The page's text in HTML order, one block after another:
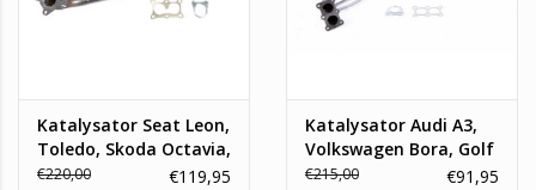
Katalysator Seat Leon,
Toledo, Skoda Octavia,
Volkswagen Golf 1.6
€220,00 €119,95
Katalysator Audi A3,
Volkswagen Bora, Golf
1.8
€215,00 €91,95